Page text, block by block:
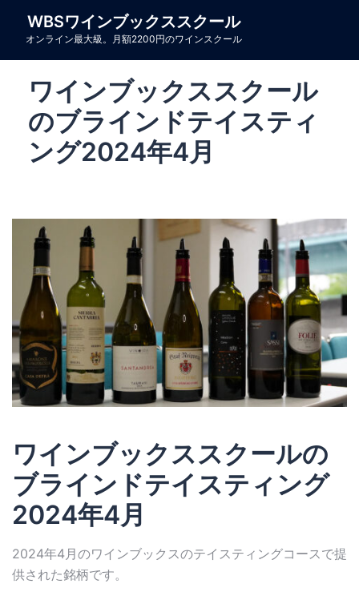
WBSワインブックススクール
オンライン最大級。月額2200円のワインスクール
ワインブックススクール
のブラインドテイスティ
ング2024年4月
ワインブックススクールの
ブラインドテイスティング
2024年4月
2024年4月のワインブックスのテイスティングコースで提
供された銘柄です。